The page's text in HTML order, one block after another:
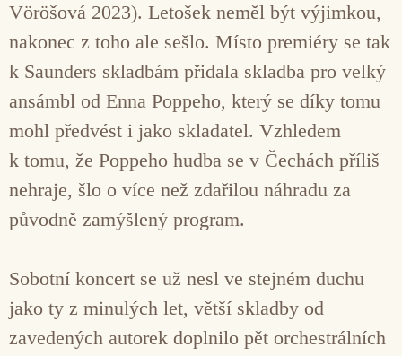
Vöröšová 2023). Letošek neměl být výjimkou,
nakonec z toho ale sešlo. Místo premiéry se tak
k Saunders skladbám přidala skladba pro velký
ansámbl od Enna Poppeho, který se díky tomu
mohl předvést i jako skladatel. Vzhledem
k tomu, že Poppeho hudba se v Čechách příliš
nehraje, šlo o více než zdařilou náhradu za
původně zamýšlený program.
Sobotní koncert se už nesl ve stejném duchu
jako ty z minulých let, větší skladby od
zavedených autorek doplnilo pět orchestrálních